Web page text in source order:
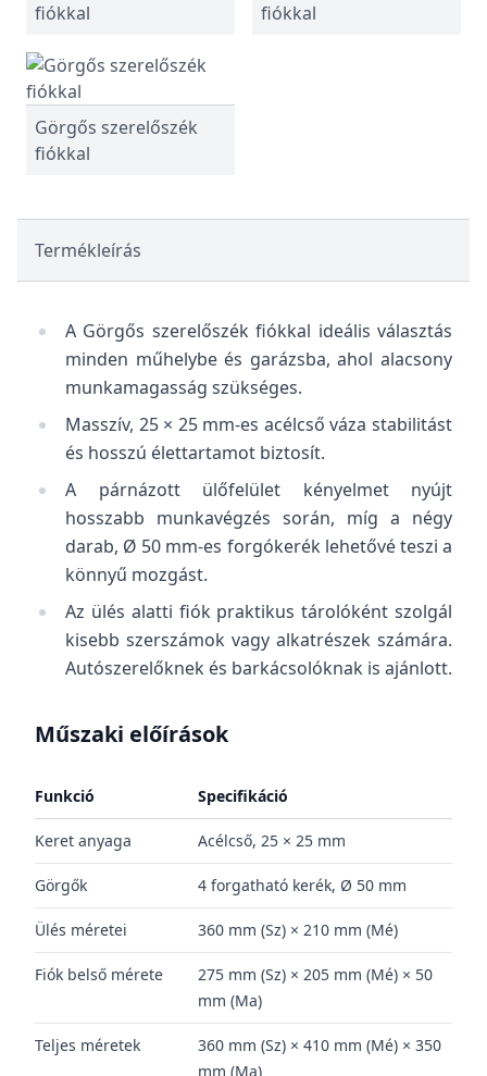
fiókkal
fiókkal
Görgős szerelőszék
fiókkal
Termékleírás
A Görgős szerelőszék fiókkal ideális választás
minden műhelybe és garázsba, ahol alacsony
munkamagasság szükséges.
Masszív, 25 × 25 mm-es acélcső váza stabilitást
és hosszú élettartamot biztosít.
A párnázott ülőfelület kényelmet nyújt
hosszabb munkavégzés során, míg a négy
darab, Ø 50 mm-es forgókerék lehetővé teszi a
könnyű mozgást.
Az ülés alatti fiók praktikus tárolóként szolgál
kisebb szerszámok vagy alkatrészek számára.
Autószerelőknek és barkácsolóknak is ajánlott.
Műszaki előírások
Funkció Specifikáció
Keret anyaga Acélcső, 25 × 25 mm
Görgők 4 forgatható kerék, Ø 50 mm
Ülés méretei 360 mm (Sz) × 210 mm (Mé)
Fiók belső mérete
275 mm (Sz) × 205 mm (Mé) × 50
mm (Ma)
Teljes méretek
360 mm (Sz) × 410 mm (Mé) × 350
mm (Ma)